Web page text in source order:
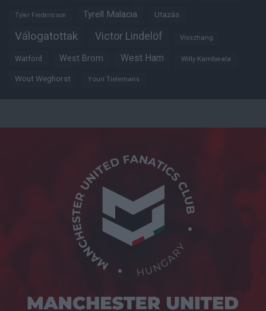
Tyler Fredericson Tyrell Malacia Utazás
Válogatottak Victor Lindelöf Visszhang
Watford West Brom West Ham Willy Kambwala
Wout Weghorst Youri Tielemans